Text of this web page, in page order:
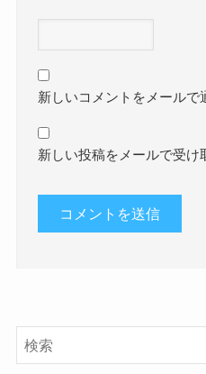
新しいコメントをメールで
新しい投稿をメールで受け